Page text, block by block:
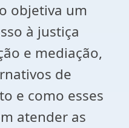
objetiva um
à justiça
e mediação,
de
e como esses
atender as